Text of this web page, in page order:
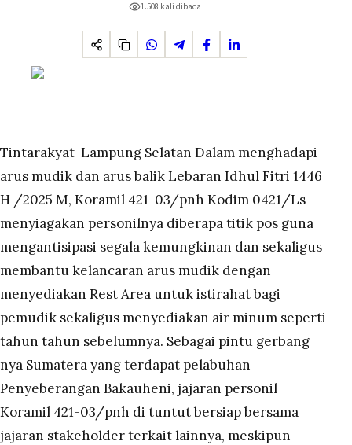
1.508 kali dibaca
Tintarakyat-Lampung Selatan Dalam menghadapi
arus mudik dan arus balik Lebaran Idhul Fitri 1446
H /2025 M, Koramil 421-03/pnh Kodim 0421/Ls
menyiagakan personilnya diberapa titik pos guna
mengantisipasi segala kemungkinan dan sekaligus
membantu kelancaran arus mudik dengan
menyediakan Rest Area untuk istirahat bagi
pemudik sekaligus menyediakan air minum seperti
tahun tahun sebelumnya. Sebagai pintu gerbang
nya Sumatera yang terdapat pelabuhan
Penyeberangan Bakauheni, jajaran personil
Koramil 421-03/pnh di tuntut bersiap bersama
jajaran stakeholder terkait lainnya, meskipun